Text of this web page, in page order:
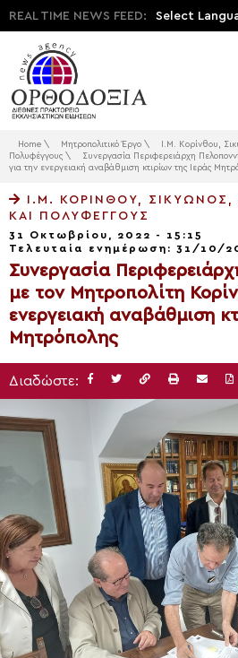
REAL TIME NEWS FEED: Select
Home \ Μητροπολιτικό Έργο \
Ι.Μ. Κορίνθου,
Πολυφέγγους \
Συνεργασία Περιφερειάρχη
για την ενεργειακή αναβάθμιση κτιρίων της Ιεράς
Ι.Μ. ΚΟΡΊΝΘΟΥ,
ΚΑΙ ΠΟΛΥΦΈΓΓΟΥΣ
31 Οκτωβρίου, 2022 - 15:15
Τελευταία ενημέρωση: 31/10/
Συνεργασία
με τον Μητροπολίτη
ενεργειακή αναβάθμιση
Μητρόπολης
Διαδώστε: